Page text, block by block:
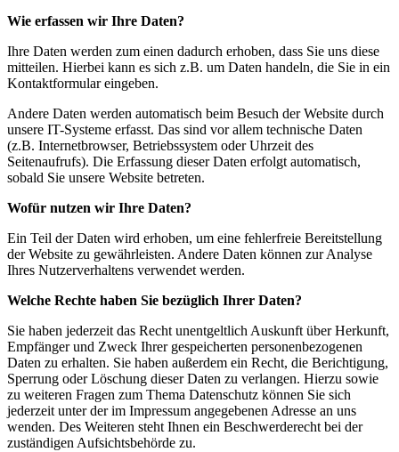
Wie erfassen wir Ihre Daten?
Ihre Daten werden zum einen dadurch erhoben, dass Sie uns diese
mitteilen. Hierbei kann es sich z.B. um Daten handeln, die Sie in ein
Kontaktformular eingeben.
Andere Daten werden automatisch beim Besuch der Website durch
unsere IT-Systeme erfasst. Das sind vor allem technische Daten
(z.B. Internetbrowser, Betriebssystem oder Uhrzeit des
Seitenaufrufs). Die Erfassung dieser Daten erfolgt automatisch,
sobald Sie unsere Website betreten.
Wofür nutzen wir Ihre Daten?
Ein Teil der Daten wird erhoben, um eine fehlerfreie Bereitstellung
der Website zu gewährleisten. Andere Daten können zur Analyse
Ihres Nutzerverhaltens verwendet werden.
Welche Rechte haben Sie bezüglich Ihrer Daten?
Sie haben jederzeit das Recht unentgeltlich Auskunft über Herkunft,
Empfänger und Zweck Ihrer gespeicherten personenbezogenen
Daten zu erhalten. Sie haben außerdem ein Recht, die Berichtigung,
Sperrung oder Löschung dieser Daten zu verlangen. Hierzu sowie
zu weiteren Fragen zum Thema Datenschutz können Sie sich
jederzeit unter der im Impressum angegebenen Adresse an uns
wenden. Des Weiteren steht Ihnen ein Beschwerderecht bei der
zuständigen Aufsichtsbehörde zu.